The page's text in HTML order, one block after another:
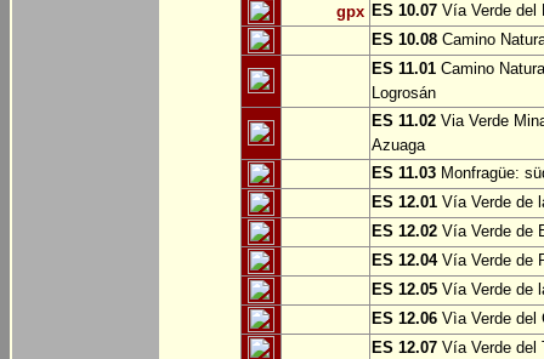
gpx ES 10.07 Vía Verde del
ES 10.08 Camino
ES 11.01 Camino
Logrosán
ES 11.02 Via Verde
Azuaga
ES 11.03 Monfragüe:
ES 12.01 Vía Verde de
ES 12.02 Vía Verde de
ES 12.04Vía Verde de
ES 12.05 Vía Verde de
ES 12.06 Vìa Verde del
ES 12.07 Vía Verde del